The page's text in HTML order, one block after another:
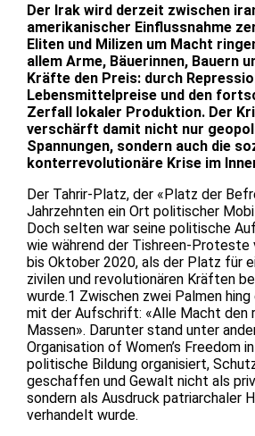
Der Irak wird derzeit zwischen
amerikanischer Einflussnahme
Eliten und Milizen um Macht
allem Arme, Bäuerinnen, Bauern
Kräfte den Preis: durch
Lebensmittelpreise und den
Zerfall lokaler Produktion. Der
verschärft damit nicht nur
Spannungen, sondern auch die
konterrevolutionäre Krise im
Der Tahrir-Platz, der «Platz der
Jahrzehnten ein Ort politischer
Doch selten war seine politische
wie während der Tishreen-Proteste
bis Oktober 2020, als der Platz für
zivilen und revolutionären Kräften
wurde.1 Zwischen zwei Palmen hing
mit der Aufschrift: «Alle Macht den
Massen». Darunter stand unter
Organisation of Women’s Freedom
politische Bildung organisiert,
geschaffen und Gewalt nicht als
sondern als Ausdruck patriarchaler
verhandelt wurde.